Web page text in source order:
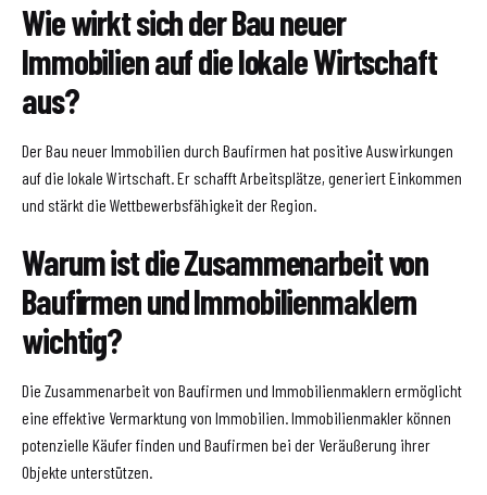
Wie wirkt sich der Bau neuer
Immobilien auf die lokale Wirtschaft
aus?
Der Bau neuer Immobilien durch Baufirmen hat positive Auswirkungen
auf die lokale Wirtschaft. Er schafft Arbeitsplätze, generiert Einkommen
und stärkt die Wettbewerbsfähigkeit der Region.
Warum ist die Zusammenarbeit von
Baufirmen und Immobilienmaklern
wichtig?
Die Zusammenarbeit von Baufirmen und Immobilienmaklern ermöglicht
eine effektive Vermarktung von Immobilien. Immobilienmakler können
potenzielle Käufer finden und Baufirmen bei der Veräußerung ihrer
Objekte unterstützen.